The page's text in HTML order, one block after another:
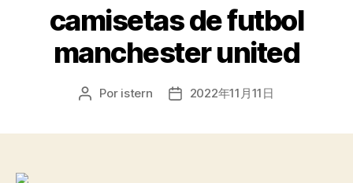
camisetas de futbol
manchester united
Autor
Por istern
Fecha2022年11月11日